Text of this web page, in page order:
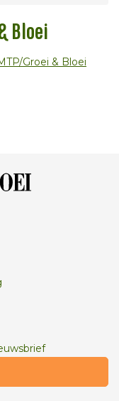
Bloei
Groei & Bloei